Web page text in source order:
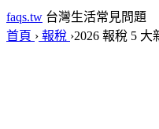
faqs.tw 台灣生活常見問題
首頁 › 報稅 ›2026 報稅 5